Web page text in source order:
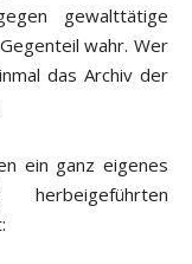
gewalttätige
wahr. Wer
das Archiv der
ein ganz eigenes